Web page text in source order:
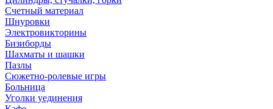
Счетный материал
Шнуровки
Электровикторины
Бизиборды
Шахматы и шашки
Пазлы
Сюжетно-ролевые игры
Больница
Уголки уединения